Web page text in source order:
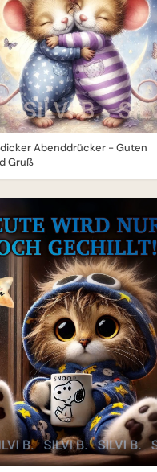
dicker Abenddrücker - Guten
Gruß